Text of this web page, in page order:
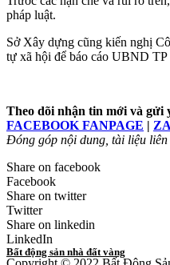
pháp luật.
Sở Xây dựng cũng kiến nghị
tự xã hội để báo cáo UBND
Theo dõi nhận tin mới và gửi
FACEBOOK FANPAGE |
Đóng góp nội dung, tài liệu liên
Share on facebook
Facebook
Share on twitter
Twitter
Share on linkedin
LinkedIn
Bất động sản nhà đất vàng